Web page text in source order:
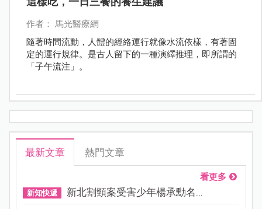
作者： 馬光醫療網
隨著時間流動，人體的經絡運行就像水流依樣，有著固
定的運行規律。是古人留下的一種演繹推理，即所謂的
「子午流注」。
最新文章 熱門文章
看更多
新知快遞 新北割頸案受害少年楊承勳名...